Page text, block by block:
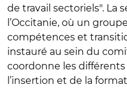
de travail sectoriels". La
l’Occitanie, où un
compétences et
instauré au sein du
coordonne les différents
l’insertion et de la